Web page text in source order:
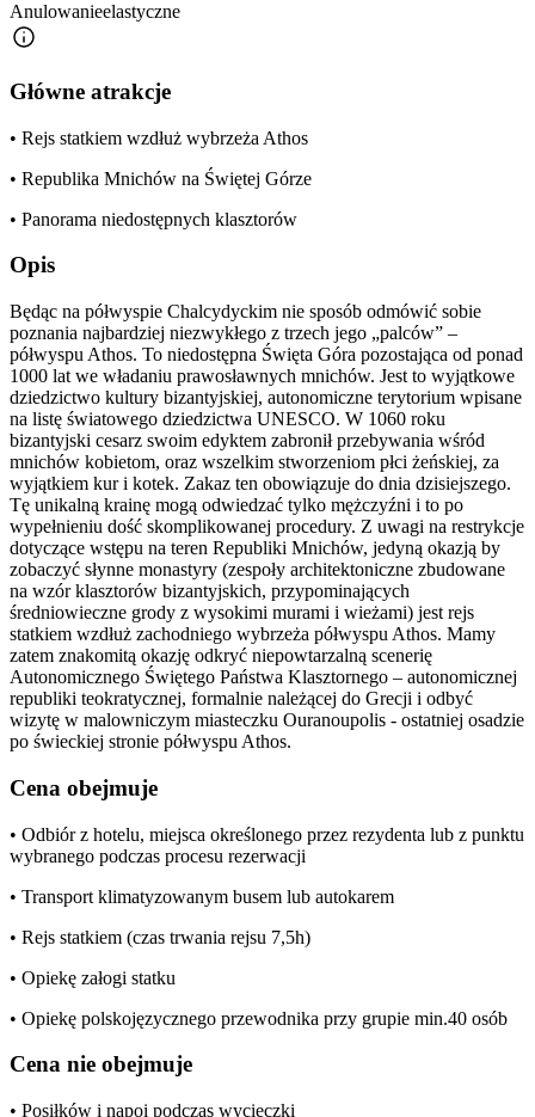
Anulowanieelastyczne
Główne atrakcje
• Rejs statkiem wzdłuż wybrzeża Athos
• Republika Mnichów na Świętej Górze
• Panorama niedostępnych klasztorów
Opis
Będąc na półwyspie Chalcydyckim nie sposób odmówić sobie
poznania najbardziej niezwykłego z trzech jego „palców” –
półwyspu Athos. To niedostępna Święta Góra pozostająca od ponad
1000 lat we władaniu prawosławnych mnichów. Jest to wyjątkowe
dziedzictwo kultury bizantyjskiej, autonomiczne terytorium wpisane
na listę światowego dziedzictwa UNESCO. W 1060 roku
bizantyjski cesarz swoim edyktem zabronił przebywania wśród
mnichów kobietom, oraz wszelkim stworzeniom płci żeńskiej, za
wyjątkiem kur i kotek. Zakaz ten obowiązuje do dnia dzisiejszego.
Tę unikalną krainę mogą odwiedzać tylko mężczyźni i to po
wypełnieniu dość skomplikowanej procedury. Z uwagi na restrykcje
dotyczące wstępu na teren Republiki Mnichów, jedyną okazją by
zobaczyć słynne monastyry (zespoły architektoniczne zbudowane
na wzór klasztorów bizantyjskich, przypominających
średniowieczne grody z wysokimi murami i wieżami) jest rejs
statkiem wzdłuż zachodniego wybrzeża półwyspu Athos. Mamy
zatem znakomitą okazję odkryć niepowtarzalną scenerię
Autonomicznego Świętego Państwa Klasztornego – autonomicznej
republiki teokratycznej, formalnie należącej do Grecji i odbyć
wizytę w malowniczym miasteczku Ouranoupolis - ostatniej osadzie
po świeckiej stronie półwyspu Athos.
Cena obejmuje
• Odbiór z hotelu, miejsca określonego przez rezydenta lub z punktu
wybranego podczas procesu rezerwacji
• Transport klimatyzowanym busem lub autokarem
• Rejs statkiem (czas trwania rejsu 7,5h)
• Opiekę załogi statku
• Opiekę polskojęzycznego przewodnika przy grupie min.40 osób
Cena nie obejmuje
• Posiłków i napoi podczas wycieczki